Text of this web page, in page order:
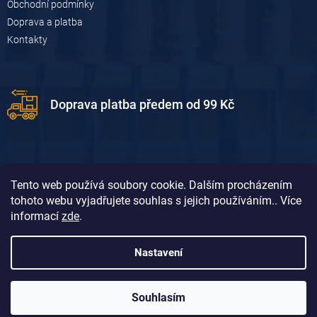
Tento web používá soubory cookie. Dalším procházením
tohoto webu vyjadřujete souhlas s jejich používáním.. Více
informací zde.
Nastavení
Souhlasím
Obchodní podmínky
Doprava a platba
Kontakty
Doprava platba předem od 99 Kč
Doprava platba dobírkou od 119 Kč